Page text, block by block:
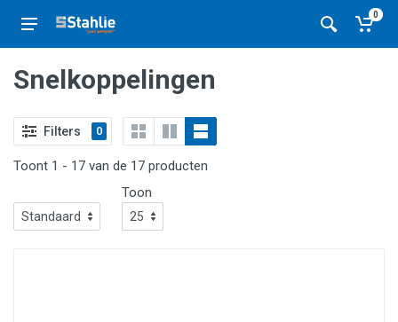
0
Snelkoppelingen
Filters 0
Toont 1 - 17 van de 17 producten
Toon